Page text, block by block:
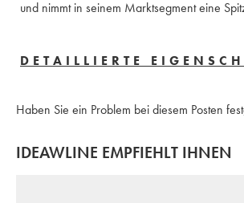
DETAILLIERTE
Haben Sie ein Problem bei diesem Posten
IDEAWLINE EMPFIEHLT IHNEN